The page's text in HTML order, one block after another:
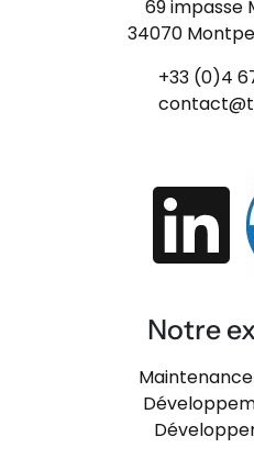
69 impasse
34070
+33 (0)4
Notre